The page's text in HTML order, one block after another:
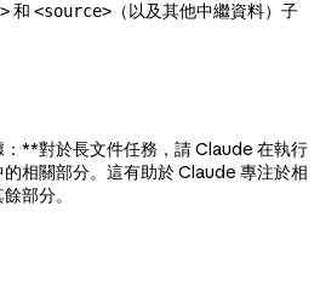
和 <source> （以及其他中繼資料）子
**對於長文件任務，請 Claude 在執行
相關部分。這有助於 Claude 專注於相
部分。